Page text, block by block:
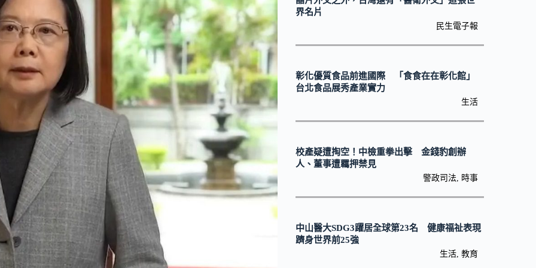
界名片
民生電子報
彰化優質食品前進國際 「食食在在彰化館」
台北食品展秀產業實力
生活
校產疑遭掏空！中檢重拳出擊 金錢豹創辦
人、董事遭羈押禁見
警政司法, 時事
中山醫大SDG3躍居全球第23名 健康福祉表現
躋身世界前25強
生活, 教育